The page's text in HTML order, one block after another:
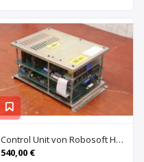
Control Unit von Robosoft HACO – 411-1084 / 412-0112 / 412-0094 PPES 30135
540,00 €